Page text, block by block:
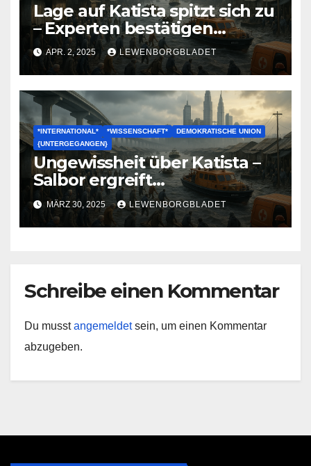
Lage auf Katista spitzt sich zu
– Experten bestätigen
Unabwendbarkeit des
Untergangs
APR. 2, 2025 LEWENBORGBLADET
*INTERNATIONAL* *WISSENSCHAFT*
DEMOKRATISCHE UNION
{UNTERGEGANGEN}
Ungewissheit über Katista –
Salbor ergreift
Vorsichtsmaßnahmen
MÄRZ 30, 2025 LEWENBORGBLADET
Schreibe einen Kommentar
Du musstangemeldetsein, um einen Kommentar
abzugeben.